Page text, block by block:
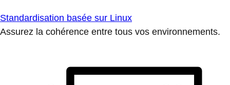
Standardisation basée sur Linux
Assurez la cohérence entre tous vos environnements.